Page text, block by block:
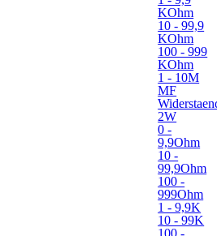
KOhm
10 - 99,9
KOhm
100 - 999
KOhm
1 - 10M
MF
2W
0 -
9,9Ohm
10 -
99,9Ohm
100 -
999Ohm
1 - 9,9K
10 - 99K
100 -